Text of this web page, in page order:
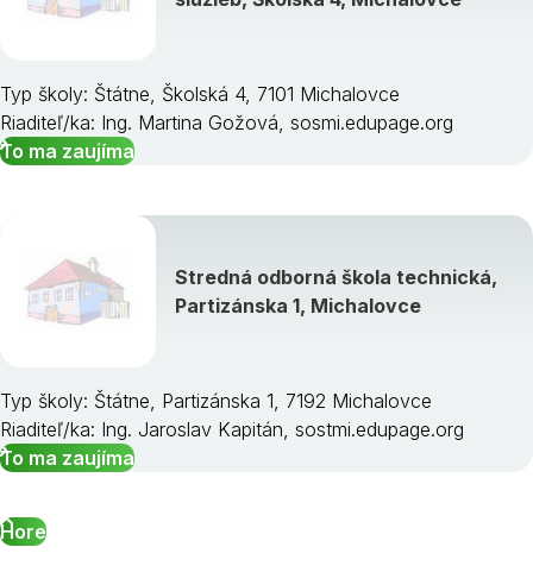
Typ školy: Štátne, Školská 4, 7101 Michalovce
Riaditeľ/ka: Ing. Martina Gožová, sosmi.edupage.org
To ma zaujíma
Stredná odborná škola technická,
Partizánska 1, Michalovce
Typ školy: Štátne, Partizánska 1, 7192 Michalovce
Riaditeľ/ka: Ing. Jaroslav Kapitán, sostmi.edupage.org
To ma zaujíma
Hore